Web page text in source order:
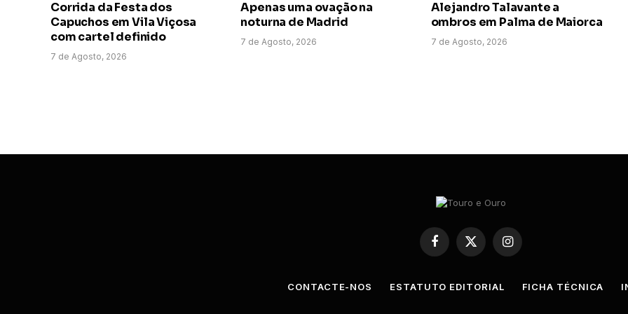
Corrida da Festa dos
Capuchos em Vila Viçosa
com cartel definido
7 de Agosto, 2026
Apenas uma ovação na
noturna de Madrid
7 de Agosto, 2026
Alejandro Talavante a
ombros em Palma de Maiorca
7 de Agosto, 2026
Facebook
X
(Twitter)
Instagram
CONTACTE-NOS ESTATUTO EDITORIAL FICHA TÉCNICA